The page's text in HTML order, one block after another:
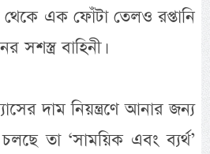
থেকে এক ফোঁটা তেলও রপ্তানি
সশস্ত্র বাহিনী।
দাম নিয়ন্ত্রণে আনার জন্য
চলছে তা ‘সাময়িক এবং ব্যর্থ’